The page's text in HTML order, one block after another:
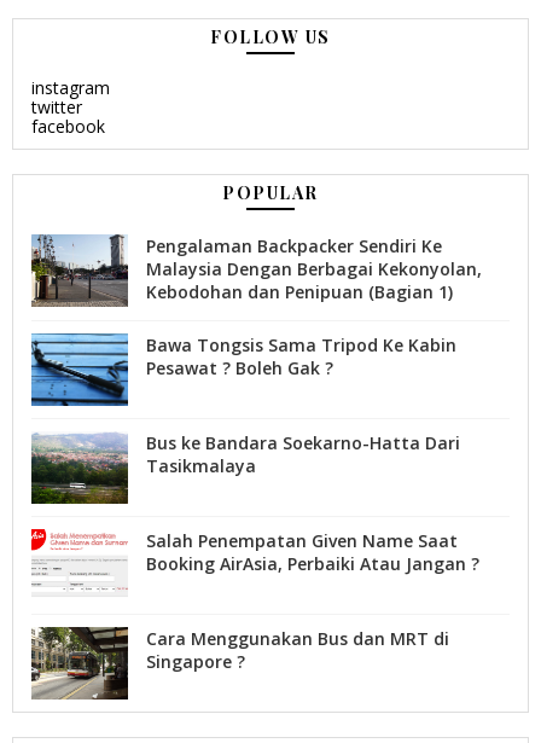
FOLLOW US
instagram
twitter
facebook
POPULAR
Pengalaman Backpacker Sendiri Ke
Malaysia Dengan Berbagai Kekonyolan,
Kebodohan dan Penipuan (Bagian 1)
Bawa Tongsis Sama Tripod Ke Kabin
Pesawat ? Boleh Gak ?
Bus ke Bandara Soekarno-Hatta Dari
Tasikmalaya
Salah Penempatan Given Name Saat
Booking AirAsia, Perbaiki Atau Jangan ?
Cara Menggunakan Bus dan MRT di
Singapore ?